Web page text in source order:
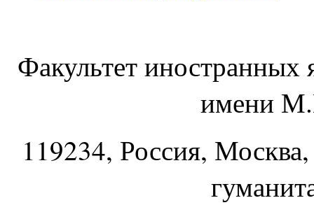
Факультет
имени
119234, Россия,